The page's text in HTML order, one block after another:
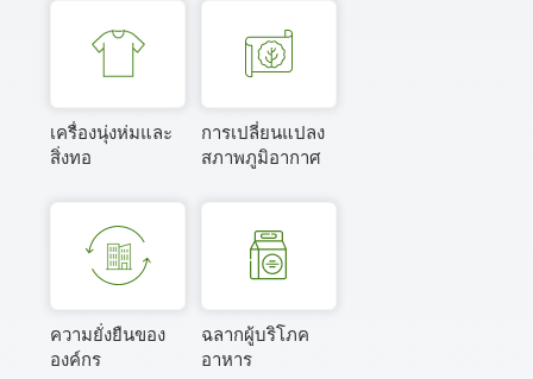
เครื่องนุ่งห่มและ
สิ่งทอ
การเปลี่ยนแปลง
สภาพภูมิอากาศ
ความยั่งยืนของ
องค์กร
ฉลากผู้บริโภค
อาหาร